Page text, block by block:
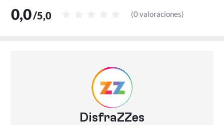
0,0/5,0 (0 valoraciones)
DisfraZZes